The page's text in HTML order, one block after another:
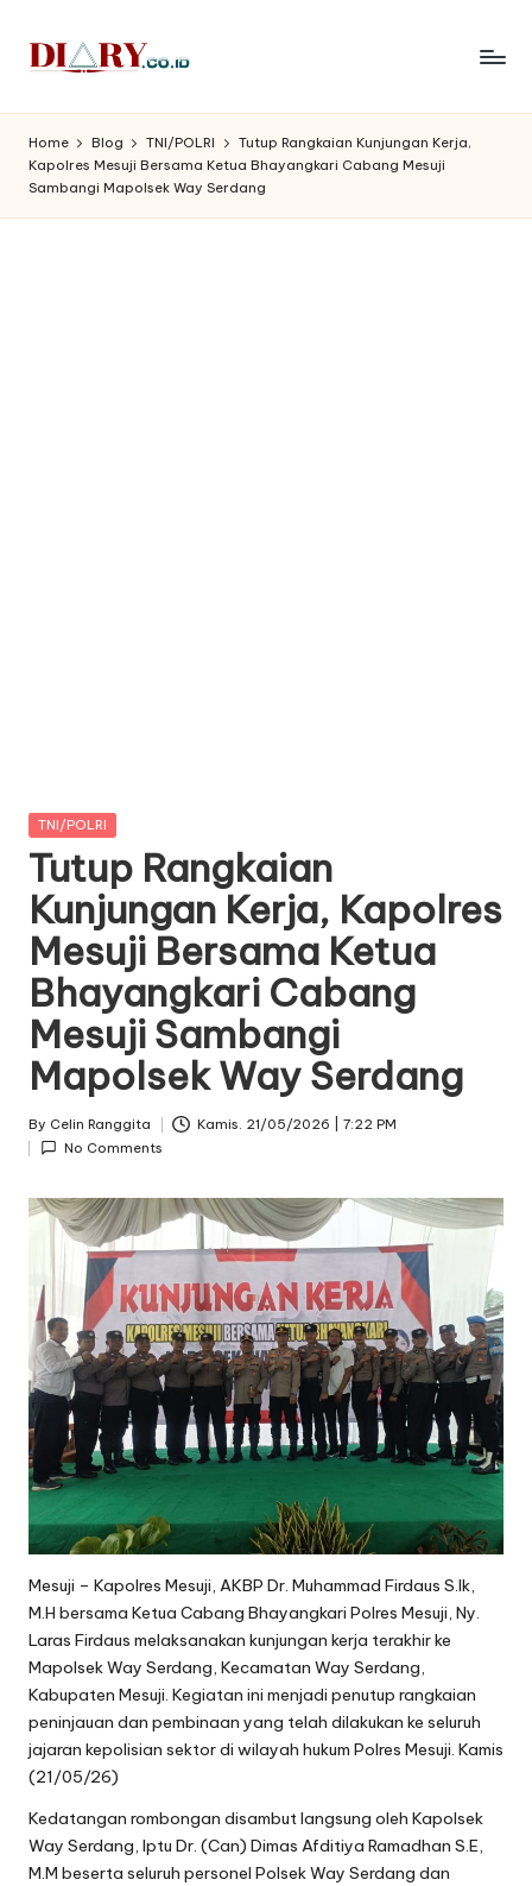
Skip
D
i
a
r
Indonesia
Home Blog TNI/POLRI
Tutup Rangkaian Kunjungan Kerja,
Kapolres Mesuji Bersama Ketua Bhayangkari Cabang Mesuji
Sambangi Mapolsek Way Serdang
Posted
TNI/POLRI
Tutup Rangkaian
Kunjungan Kerja, Kapolres
Mesuji Bersama Ketua
Bhayangkari Cabang
Mesuji Sambangi
Mapolsek Way Serdang
Posted
by
By Celin Ranggita
Kamis. 21/05/2026 | 7:22 PM
No Comments
Mesuji – Kapolres Mesuji, AKBP Dr. Muhammad Firdaus S.Ik,
M.H bersama Ketua Cabang Bhayangkari Polres Mesuji, Ny.
Laras Firdaus melaksanakan kunjungan kerja terakhir ke
Mapolsek Way Serdang, Kecamatan Way Serdang,
Kabupaten Mesuji. Kegiatan ini menjadi penutup rangkaian
peninjauan dan pembinaan yang telah dilakukan ke seluruh
jajaran kepolisian sektor di wilayah hukum Polres Mesuji. Kamis
(21/05/26)
Kedatangan rombongan disambut langsung oleh Kapolsek
Way Serdang, Iptu Dr. (Can) Dimas Afditiya Ramadhan S.E,
M.M beserta seluruh personel Polsek Way Serdang dan